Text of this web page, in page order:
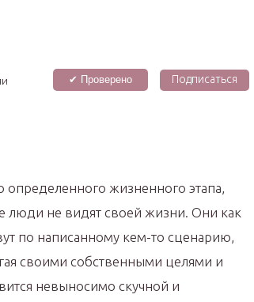
✔ Проверено Подписаться
определенного жизненного этапа,
люди не видят своей жизни. Они как
по написанному кем-то сценарию,
своими собственными целями и
невыносимо скучной и